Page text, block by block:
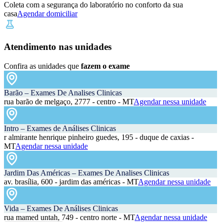
Coleta com a segurança do laboratório no conforto da sua
casaAgendar domiciliar
Atendimento nas unidades
Confira as unidades que fazem o exame
Barão – Exames De Analises Clinicas
rua barão de melgaço, 2777 - centro - MTAgendar nessa unidade
Intro – Exames de Análises Clinicas
r almirante henrique pinheiro guedes, 195 - duque de caxias -
MTAgendar nessa unidade
Jardim Das Américas – Exames De Analises Clinicas
av. brasília, 600 - jardim das américas - MTAgendar nessa unidade
Vida – Exames De Análises Clinicas
rua mamed untah, 749 - centro norte - MTAgendar nessa unidade